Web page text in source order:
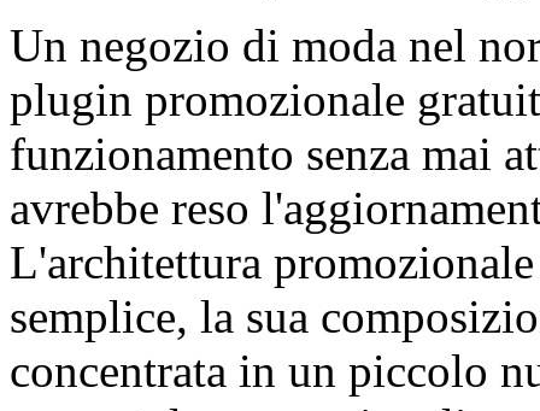
Un negozio di moda nel
plugin promozionale
funzionamento senza mai
avrebbe reso
L'architettura
semplice, la sua
concentrata in un piccolo